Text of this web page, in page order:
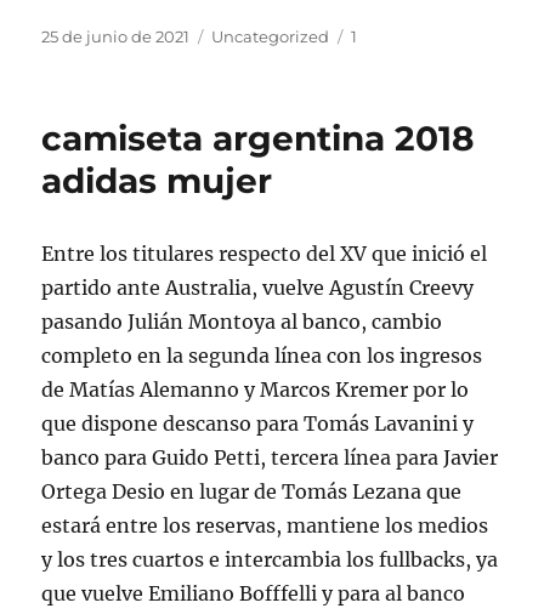
Publicado
25 de junio de 2021 Categorías
Uncategorized Etiquetas
1
camiseta argentina 2018
adidas mujer
Entre los titulares respecto del XV que inició el
partido ante Australia, vuelve Agustín Creevy
pasando Julián Montoya al banco, cambio
completo en la segunda línea con los ingresos
de Matías Alemanno y Marcos Kremer por lo
que dispone descanso para Tomás Lavanini y
banco para Guido Petti, tercera línea para Javier
Ortega Desio en lugar de Tomás Lezana que
estará entre los reservas, mantiene los medios
y los tres cuartos e intercambia los fullbacks, ya
que vuelve Emiliano Bofffelli y para al banco